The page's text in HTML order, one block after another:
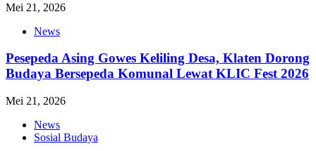
Mei 21, 2026
News
Pesepeda Asing Gowes Keliling Desa, Klaten Dorong
Budaya Bersepeda Komunal Lewat KLIC Fest 2026
Mei 21, 2026
News
Sosial Budaya